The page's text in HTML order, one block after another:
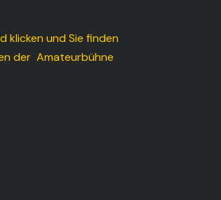
klicken und Sie finden
der Amateurbühne